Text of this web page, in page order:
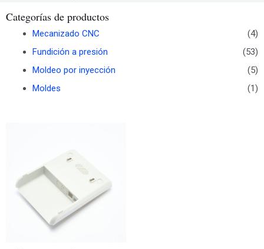
Categorías de productos
Mecanizado CNC
(4)
Fundición a presión
(53)
Moldeo por inyección
(5)
Moldes
(1)